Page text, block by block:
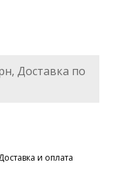
Доставка по
и оплата